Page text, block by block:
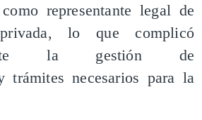
representante legal de
lo que complicó
la gestión de
trámites necesarios para la